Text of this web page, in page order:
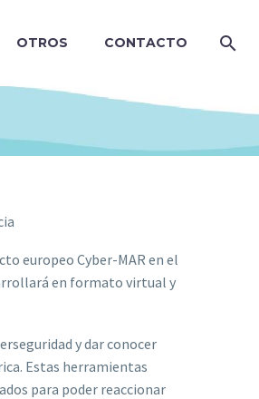
OTROS CONTACTO
europeo Cyber-MAR en el
en formato virtual y
y dar conocer
Estas herramientas
para poder reaccionar